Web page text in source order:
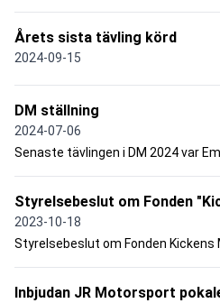
Årets sista tävling körd
2024-09-15
DM ställning
2024-07-06
Senaste tävlingen i DM 2024 var
Styrelsebeslut om Fonden
2023-10-18
Styrelsebeslut om Fonden Kickens
Inbjudan JR Motorsport